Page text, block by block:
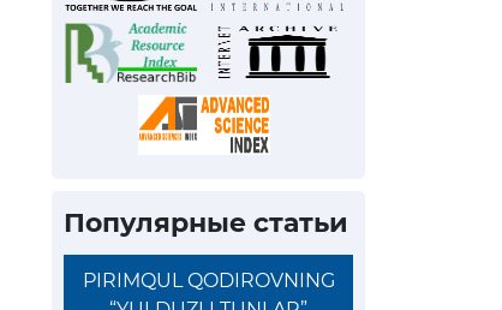
Популярные статьи
PIRIMQUL QODIROVNING